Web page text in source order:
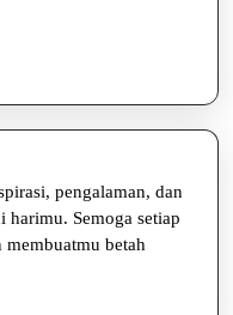
pengalaman, dan
harimu. Semoga setiap
betah